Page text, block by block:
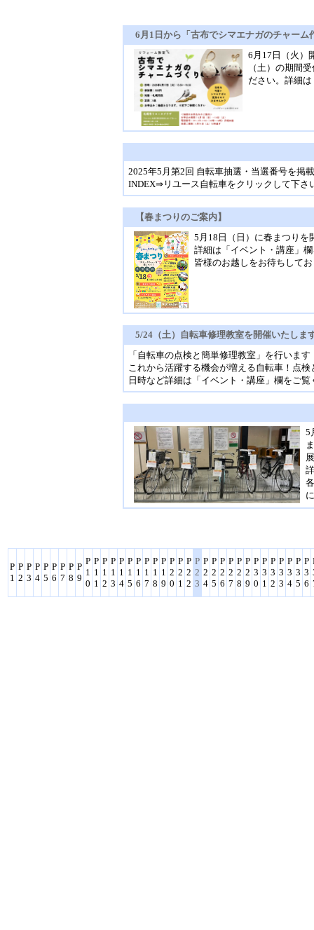
6月1日から「古布でシマエナガのチャー
6月17日（火）
（土）の期間
ださい。詳細
2025年5月第2回 自転車抽選・当選番号を掲
INDEX⇒リユース自転車をクリックして下さ
【春まつりのご案内】
5月18日（日）に春まつりを
詳細は「イベント・講座」
皆様のお越しをお待ちして
5/24（土）自転車修理教室を開催いたしま
「自転車の点検と簡単修理教室」を行います
これから活躍する機会が増える自転車！点
日時など詳細は「イベント・講座」欄をご覧
5
P
1
P
2
P
3
P
4
P
5
P
6
P
7
P
8
P
9
P
1
0
P
1
1
P
1
2
P
1
3
P
1
4
P
1
5
P
1
6
P
1
7
P
1
8
P
1
9
P
2
0
P
2
1
P
2
2
P
2
3
P
2
4
P
2
5
P
2
6
P
2
7
P
2
8
P
2
9
P
3
0
P
3
1
P
3
2
P
3
3
P
3
4
P
3
5
P
3
6